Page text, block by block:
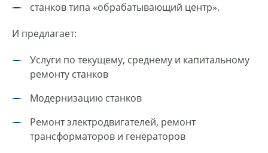
станков типа «обрабатывающий центр».
И предлагает:
Услуги по текущему, среднему и капитальному
ремонту станков
Модернизацию станков
Ремонт электродвигателей, ремонт
трансформаторов и генераторов